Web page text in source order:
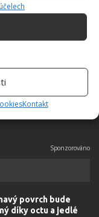
Kontakt
zemědělské
podstatě vše, co je
[Více o autorovi]
povrch bude
díky octu a jedlé